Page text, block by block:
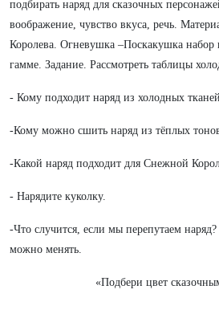
подбирать наряд для сказочных
воображение, чувство вкуса, речь.
Королева. Огневушка –Поскакушка набор
гамме. Задание. Рассмотреть таблицы
- Кому подходит наряд из холодных
-Кому можно сшить наряд из тёплых
-Какой наряд подходит для Снежной
- Нарядите куколку.
-Что случится, если мы перепутаем
можно менять.
«Подбери цвет